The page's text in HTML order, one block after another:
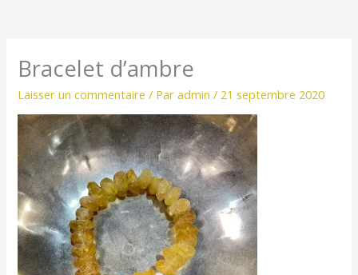
Bracelet d’ambre
Laisser un commentaire / Paradmin/ 21 septembre 2020